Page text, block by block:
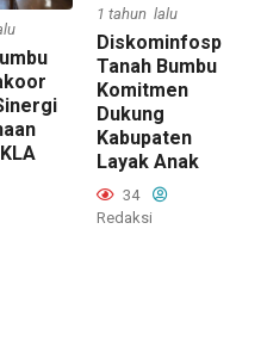
1 tahun lalu
Diskominfosp
Tanah Bumbu
Komitmen
Dukung
Kabupaten
Layak Anak
34
Redaksi